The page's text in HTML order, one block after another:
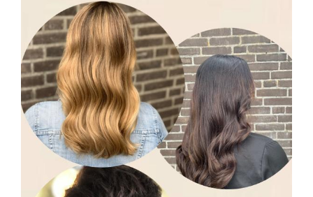
TRENDS WINTER
2021/2022